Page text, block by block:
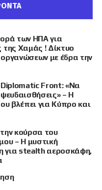
των ΗΠΑ για
Χαμάς ! Δίκτυο
με έδρα την
Front: «Να
– Η
βλέπει για Κύπρο και
κούρσα του
– Η μυστική
για stealth αεροσκάφη,